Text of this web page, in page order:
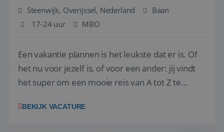
Steenwijk, Overijssel, Nederland
Baan
17-24 uur
MBO
Een vakantie plannen is het leukste dat er is. Of
het nu voor jezelf is, of voor een ander: jij vindt
het super om een mooie reis van A tot Z te
vakantiegangers de meest prachtige plekjes op
BEKIJK VACATURE